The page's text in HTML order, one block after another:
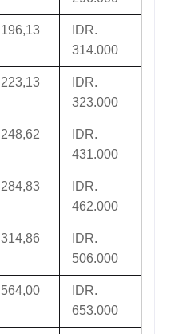
196,13
IDR.
314.000
223,13
IDR.
323.000
248,62
IDR.
431.000
284,83
IDR.
462.000
314,86
IDR.
506.000
564,00
IDR.
653.000